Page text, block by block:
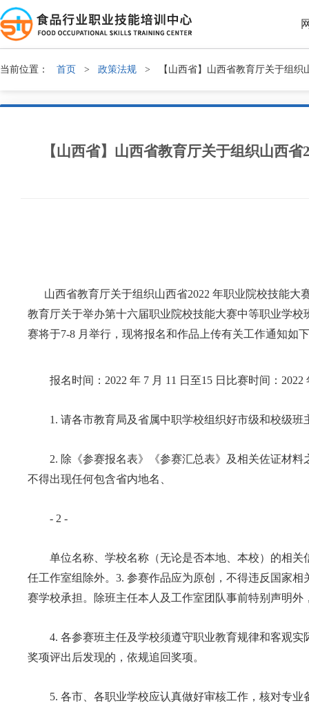
当前位置： 首页 > 政策法规 > 【山西省】山西省教育厅关于组
【山西省】山西省教育厅关于组织山西
山西省教育厅关于组织山西省2022 年职业院校技能大
教育厅关于举办第十六届职业院校技能大赛中等职业学
赛将于7-8 月举行，现将报名和作品上传有关工作通知如
报名时间：2022 年 7 月 11 日至15 日比赛时间：2022
1. 请各市教育局及省属中职学校组织好市级和校级班
2. 除《参赛报名表》《参赛汇总表》及相关佐证材料
不得出现任何包含省内地名、
- 2 -
单位名称、学校名称（无论是否本地、本校）的相关
任工作室组除外。3. 参赛作品应为原创，不得违反国家
赛学校承担。除班主任本人及工作室团队事前特别声明
4. 各参赛班主任及学校须遵守职业教育规律和客观实
奖项评出后发现的，依规追回奖项。
5. 各市、各职业学校应认真做好审核工作，核对专业